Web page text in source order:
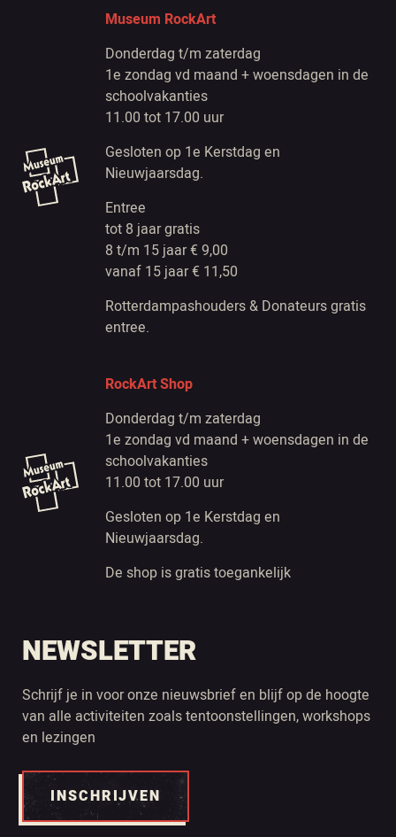
Museum RockArt
Donderdag t/m zaterdag
1e zondag vd maand + woensdagen in de
schoolvakanties
11.00 tot 17.00 uur
Gesloten op 1e Kerstdag en
Nieuwjaarsdag.
Entree
tot 8 jaar gratis
8 t/m 15 jaar € 9,00
vanaf 15 jaar € 11,50
Rotterdampashouders & Donateurs gratis
entree.
RockArt Shop
Donderdag t/m zaterdag
1e zondag vd maand + woensdagen in de
schoolvakanties
11.00 tot 17.00 uur
Gesloten op 1e Kerstdag en
Nieuwjaarsdag.
De shop is gratis toegankelijk
NEWSLETTER
Schrijf je in voor onze nieuwsbrief en blijf op de hoogte
van alle activiteiten zoals tentoonstellingen, workshops
en lezingen
INSCHRIJVEN